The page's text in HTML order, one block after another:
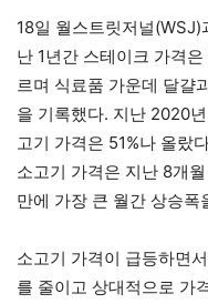
18일 월스트릿저널
난 1년간 스테이크 가격
르며 식료품 가운데 달걀
을 기록했다. 지난 2020
고기 가격은 51%나 올랐
소고기 가격은 지난 8개
만에 가장 큰 월간 상승폭
소고기 가격이 급등하면
를 줄이고 상대적으로 가